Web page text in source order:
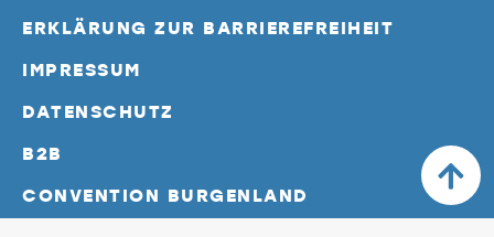
ERKLÄRUNG ZUR BARRIEREFREIHEIT
IMPRESSUM
DATENSCHUTZ
B2B
CONVENTION BURGENLAND